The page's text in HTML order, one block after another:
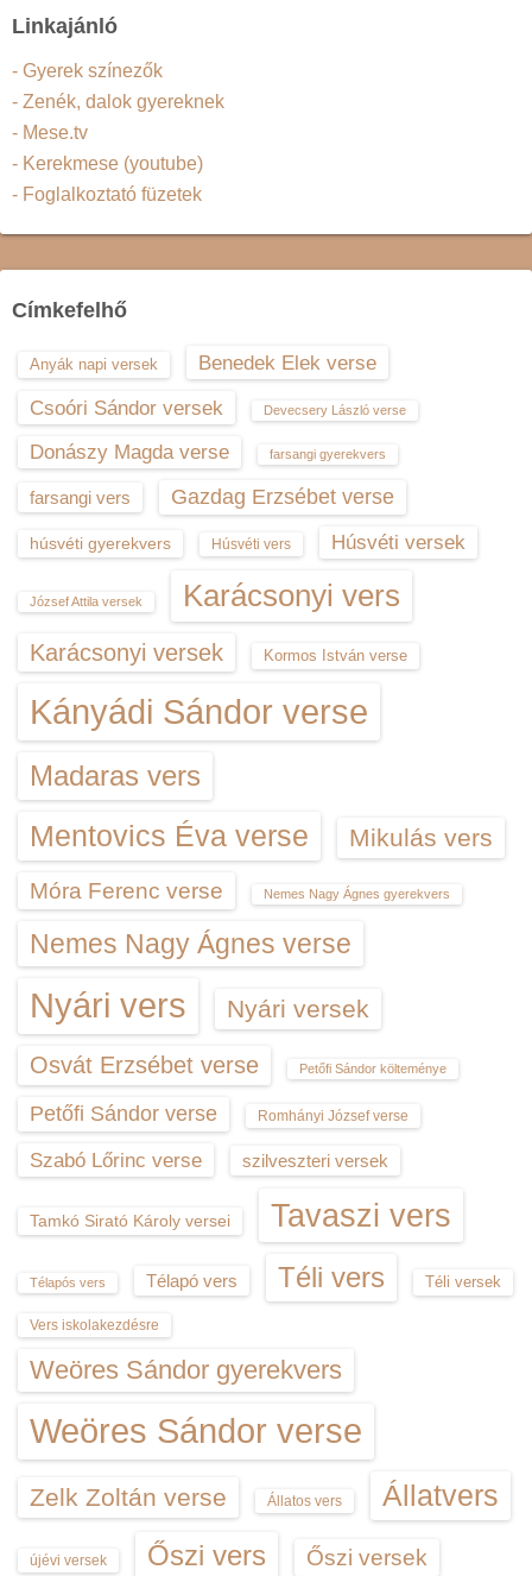
Linkajánló
- Gyerek színezők
- Zenék, dalok gyereknek
- Mese.tv
- Kerekmese (youtube)
- Foglalkoztató füzetek
Címkefelhő
Anyák napi versek
Benedek Elek verse
Csoóri Sándor versek
Devecsery László verse
Donászy Magda verse farsangi gyerekvers
farsangi vers Gazdag Erzsébet verse
húsvéti gyerekvers Húsvéti vers Húsvéti versek
József Attila versek Karácsonyi vers
Karácsonyi versek Kormos István verse
Kányádi Sándor verse
Madaras vers
Mentovics Éva verse Mikulás vers
Móra Ferenc verse Nemes Nagy Ágnes gyerekvers
Nemes Nagy Ágnes verse
Nyári vers Nyári versek
Osvát Erzsébet verse Petőfi Sándor költeménye
Petőfi Sándor verse Romhányi József verse
Szabó Lőrinc verse szilveszteri versek
Tamkó Sirató Károly versei Tavaszi vers
Télapós vers Télapó vers Téli vers Téli versek
Vers iskolakezdésre
Weöres Sándor gyerekvers
Weöres Sándor verse
Zelk Zoltán verse Állatos vers Állatvers
újévi versek Őszi vers Őszi versek